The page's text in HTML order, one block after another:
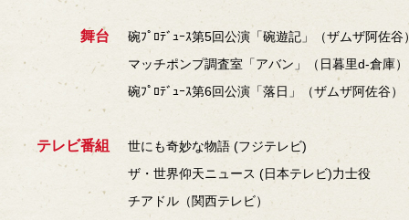
舞台
碗ﾌﾟﾛﾃﾞｭｰｽ第5回公演「碗遊記」（ザムザ阿佐谷
マッチポンプ調査室「アバン」（日暮里d-倉庫）
碗ﾌﾟﾛﾃﾞｭｰｽ第6回公演「落日」（ザムザ阿佐谷）
テレビ番組
世にも奇妙な物語 (フジテレビ)
ザ・世界仰天ニュース (日本テレビ)力士役
チアドル（関西テレビ）